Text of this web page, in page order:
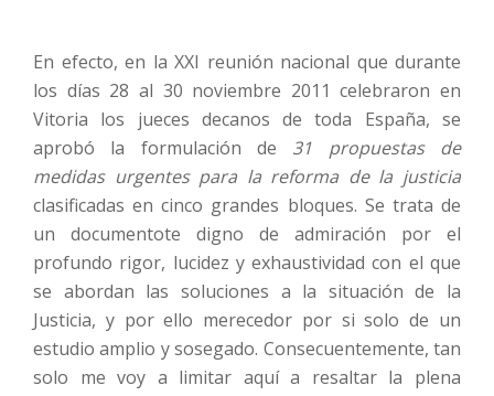
En efecto, en la XXI reunión nacional que durante
los días 28 al 30 noviembre 2011 celebraron en
Vitoria los jueces decanos de toda España, se
aprobó la formulación de 31 propuestas de
medidas urgentes para la reforma de la justicia
clasificadas en cinco grandes bloques. Se trata de
un documentote digno de admiración por el
profundo rigor, lucidez y exhaustividad con el que
se abordan las soluciones a la situación de la
Justicia, y por ello merecedor por si solo de un
estudio amplio y sosegado. Consecuentemente, tan
solo me voy a limitar aquí a resaltar la plena